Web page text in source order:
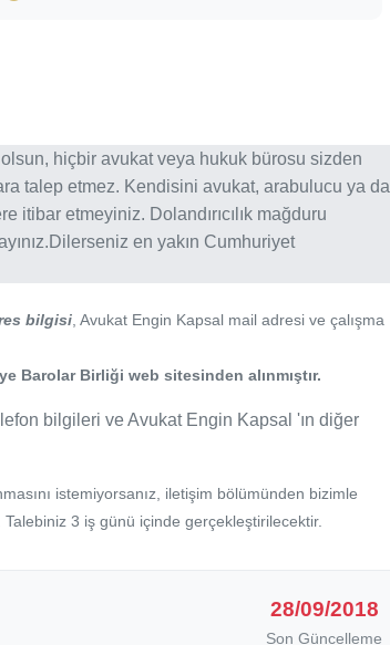
hiçbir avukat veya hukuk bürosu sizden
talep etmez. Kendisini avukat, arabulucu ya da
itibar etmeyiniz. Dolandırıcılık mağduru
en yakın Cumhuriyet
bilgisi , Avukat Engin Kapsal mail adresi ve çalışma
Barolar Birliği web sitesinden alınmıştır.
bilgileri ve Avukat Engin Kapsal 'ın diğer
istemiyorsanız, iletişim bölümünden bizimle
3 iş günü içinde gerçekleştirilecektir.
28/09/2018
Son Güncelleme